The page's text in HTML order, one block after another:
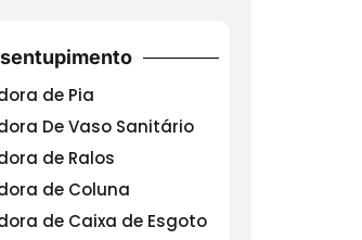
de Pia
De Vaso Sanitário
de Ralos
de Coluna
de Caixa de Esgoto